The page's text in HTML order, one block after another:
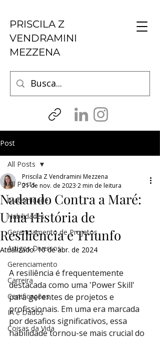
PRISCILA Z
VENDRAMINI
MEZZENA
Post
All Posts
Maternidade
Habilidades
Gerenciamento de Projetos
Artigos Diversos
Gerenciamento
Carreira
Certificações
IA e Dados
Coisas da Vida
All Posts
Nadando Contra a Maré:
Uma História de
Resiliência e Triunfo
Priscila Z Vendramini Mezzena
21 de nov. de 2023 2 min de leitura
Atualizado:10 de abr. de 2024
A resiliência é frequentemente
destacada como uma 'Power Skill'
para gerentes de projetos e
profissionais. Em uma era marcada
por desafios significativos, essa
habilidade tornou-se mais crucial do